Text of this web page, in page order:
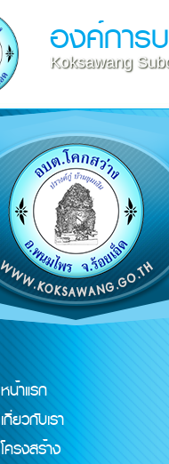
องค์การ
Koksawang
หน้าแรก
เกี่ยวกับเรา
โครงสร้าง